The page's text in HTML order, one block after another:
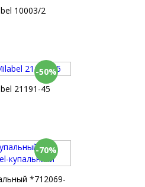
10003/2
-50%
21191-45
-70%
*712069-